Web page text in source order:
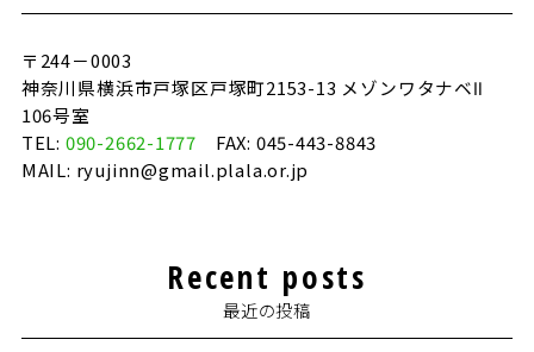
〒244－0003
神奈川県横浜市戸塚区戸塚町2153-13 メゾンワタナベⅡ
106号室
TEL: 090-2662-1777 FAX: 045-443-8843
MAIL: ryujinn@gmail.plala.or.jp
Recent posts
最近の投稿